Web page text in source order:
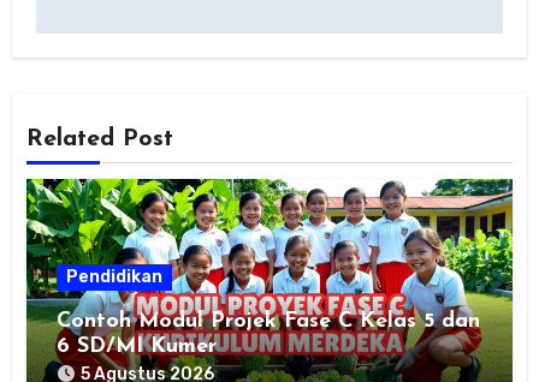
Related Post
Pendidikan
Contoh Modul Projek Fase C Kelas 5 dan
6 SD/MI Kumer
5 Agustus 2026